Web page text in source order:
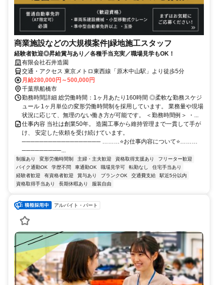
商業施設などの大規模案件|緑地施工スタッフ
経験者歓迎◎昇給賞与あり／各種手当充実／職場見学もOK！
有限会社石井造園
交通・アクセス 東京メトロ東西線「原木中山駅」より徒歩5分
月給280,000円～500,000円
千葉県船橋市
勤務時間詳細 総労働時間：1ヶ月あたり160時間 ◎柔軟な勤務スケジ
ュール 1ヶ月単位の変形労働時間制を採用しています。 業務量や現場
状況に応じて、無理のない働き方が可能です。 ＜勤務時間例＞ ・...
仕事内容 当社は創業50年。 造園工事から維持管理まで一貫して手が
け、 安定した依頼を受け続けています。
────────────────── ………⭐お仕事内容について⭐………
─────────...
制服あり 変形労働時間制 主婦・主夫歓迎 資格取得支援あり
フリーター歓迎
バイク通勤OK
学歴不問 車通勤OK 職場見学可 転勤なし
住宅手当あり
経験者歓迎
有資格者歓迎 賞与あり ブランクOK 交通費支給
駅近5分以内
資格取得手当あり
長期休暇あり 服装自由
アルバイト・パート